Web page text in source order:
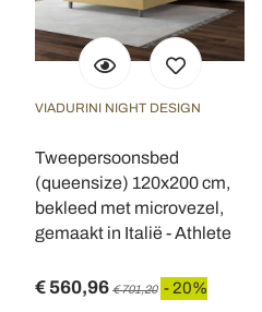
VIADURINI NIGHT DESIGN
Tweepersoonsbed
(queensize) 120x200 cm,
bekleed met microvezel,
gemaakt in Italië - Athlete
€ 560,96 € 701,20 - 20%